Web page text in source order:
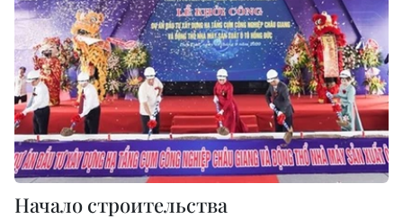
Начало строительства